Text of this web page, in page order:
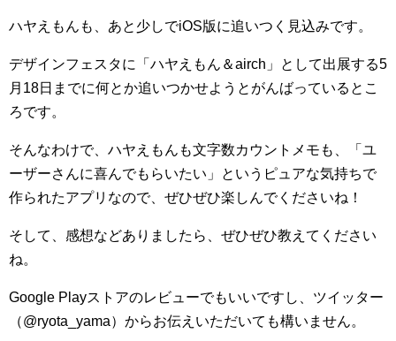
ハヤえもんも、あと少しでiOS版に追いつく見込みです。
デザインフェスタに「ハヤえもん＆airch」として出展する5
月18日までに何とか追いつかせようとがんばっているとこ
ろです。
そんなわけで、ハヤえもんも文字数カウントメモも、「ユ
ーザーさんに喜んでもらいたい」というピュアな気持ちで
作られたアプリなので、ぜひぜひ楽しんでくださいね！
そして、感想などありましたら、ぜひぜひ教えてください
ね。
Google Playストアのレビューでもいいですし、ツイッター
（@ryota_yama）からお伝えいただいても構いません。